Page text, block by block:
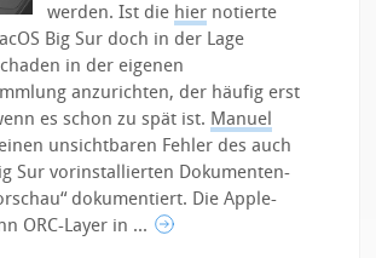
werden. Ist die hier notierte
Big Sur doch in der Lage
in der eigenen
anzurichten, der häufig erst
es schon zu spät ist. Manuel
unsichtbaren Fehler des auch
Sur vorinstallierten Dokumenten-
dokumentiert. Die Apple-
ORC-Layer in ...